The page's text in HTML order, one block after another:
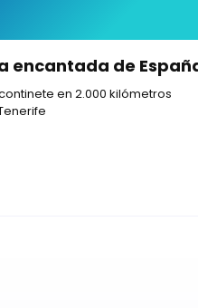
encantada de
en 2.000 kilómetros